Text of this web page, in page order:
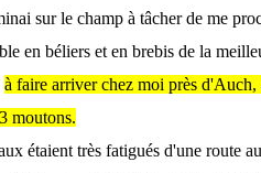
sur le champ à tâcher de me
en béliers et en brebis de la
à faire arriver chez moi près
moutons.
étaient très fatigués d'une route